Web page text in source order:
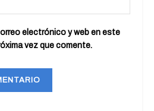
electrónico y web en este
vez que comente.